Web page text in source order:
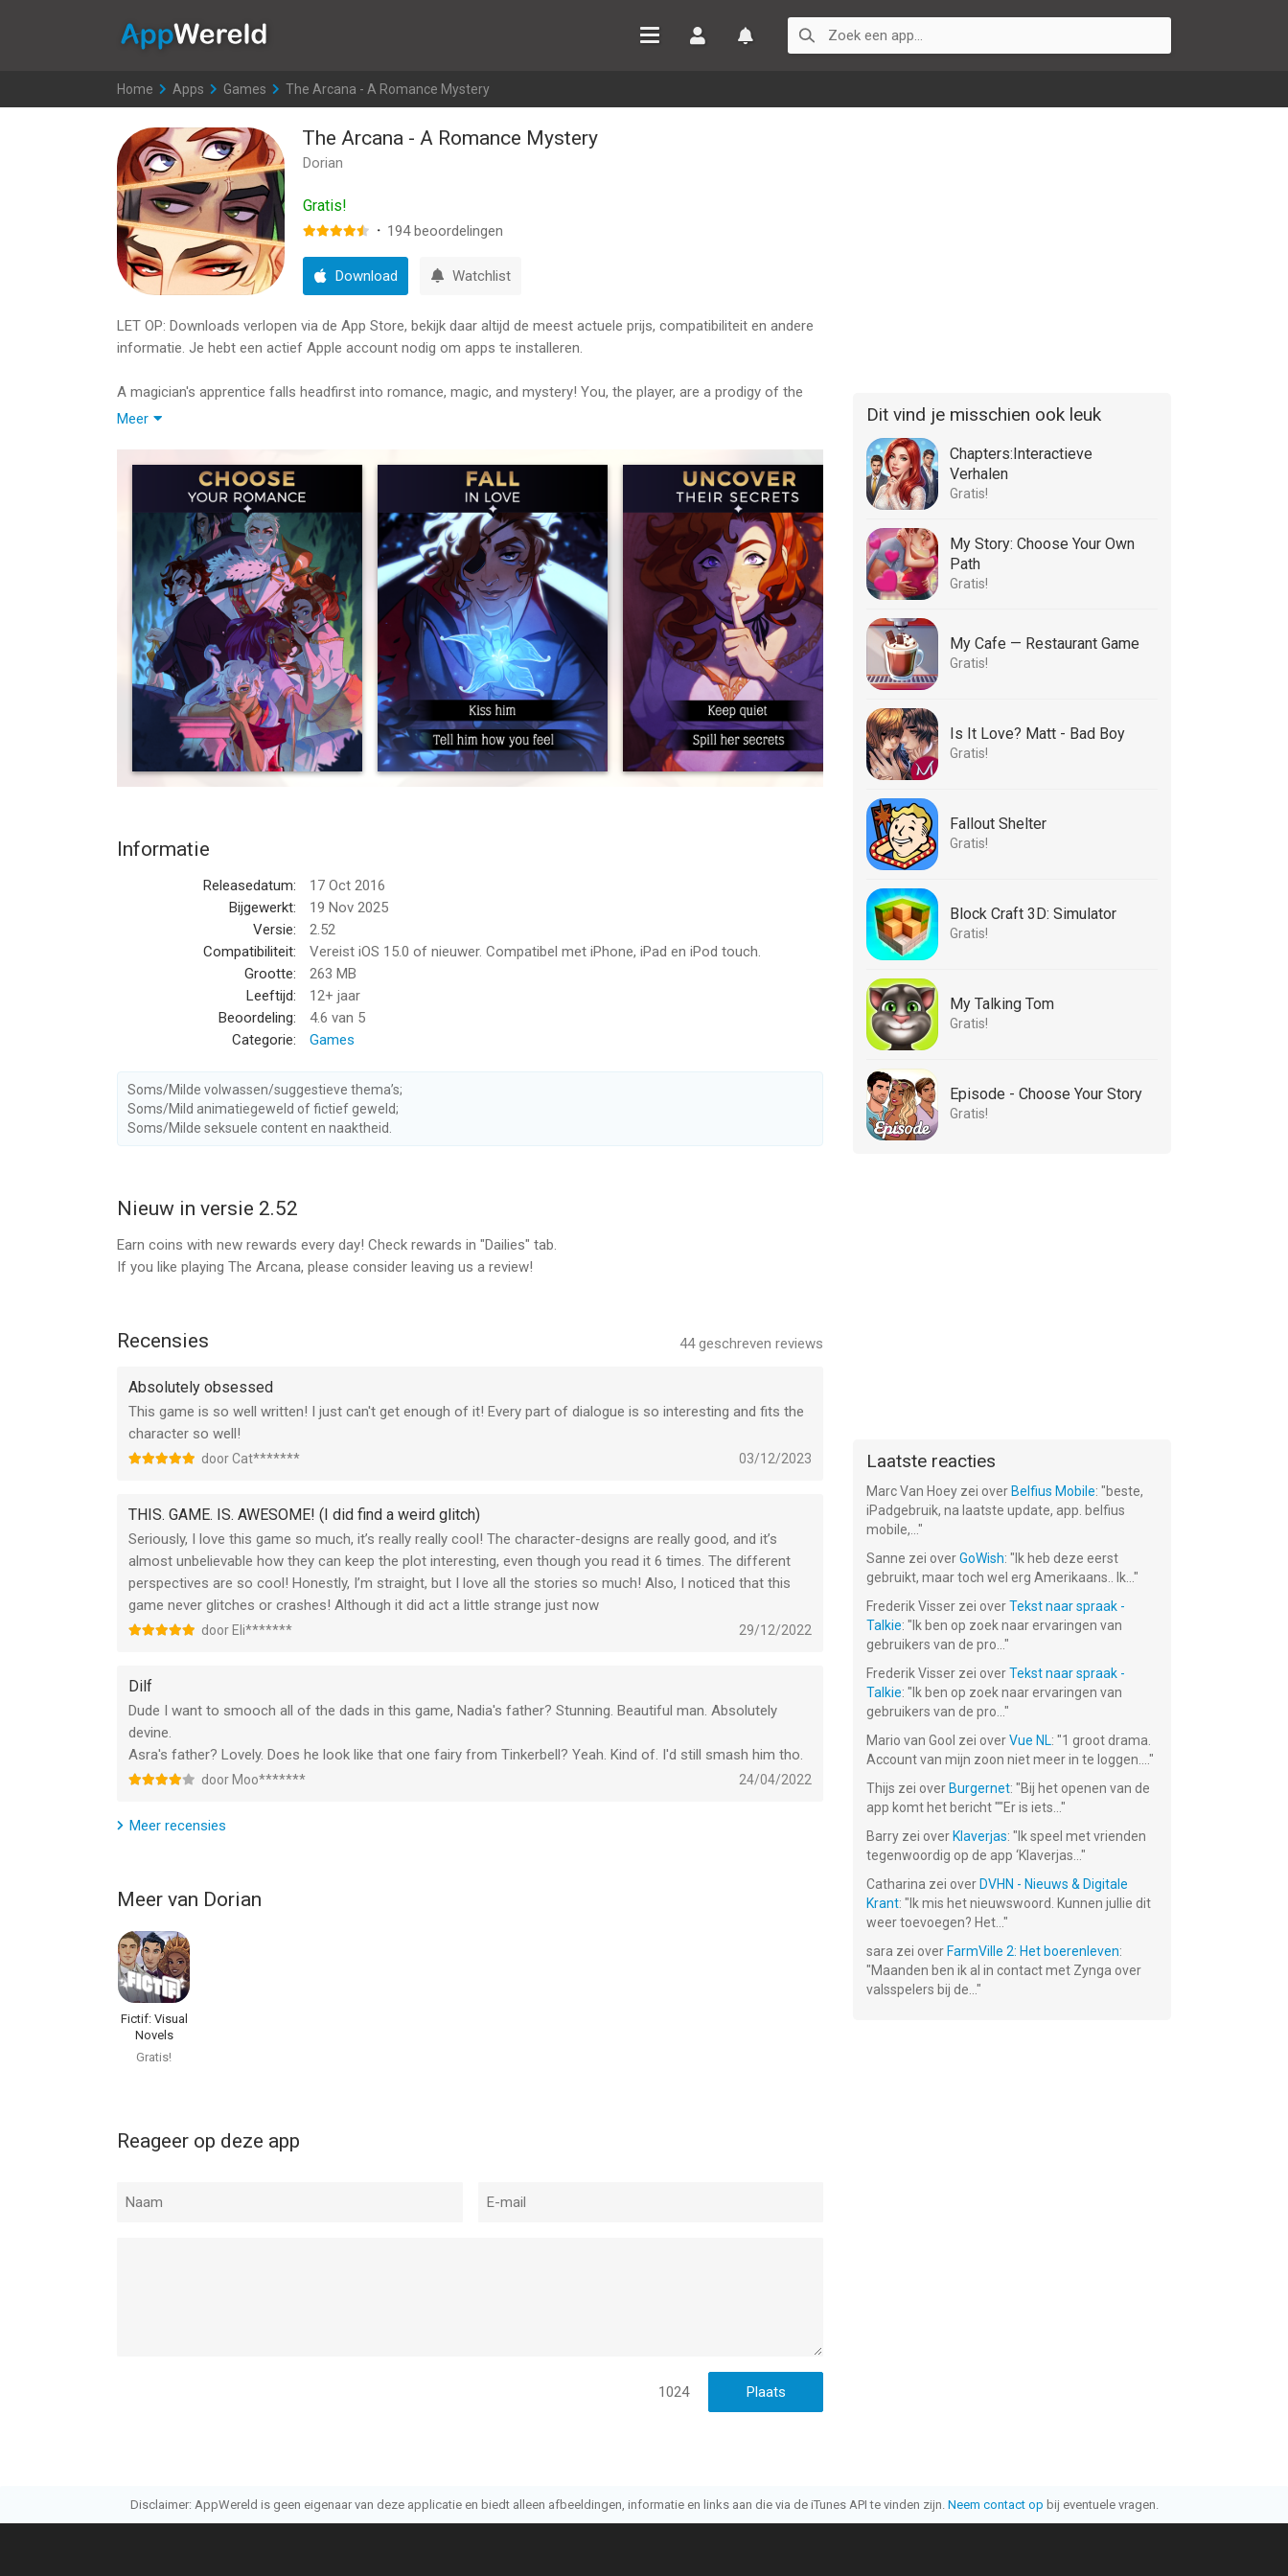
Home >
Apps >
Games >
The Arcana - A Romance Mystery
The Arcana - A Romance Mystery
Dorian
Gratis!
· 194beoordelingen
Download Watchlist
LET OP: Downloads verlopen via de App Store, bekijk daar altijd de meest actuele prijs, compatibiliteit en andere
informatie. Je hebt een actief Apple account nodig om apps te installeren.
A magician's apprentice falls headfirst into romance, magic, and mystery! You, the player, are a prodigy of the
magical arts, left to your own devices by your wandering mentor. In his absence, you will find yourself at the
Please Note: Currently The Arcana is only available to play in English
The Arcana is an interactive story and dating sim that updates with new chapters every few weeks.
The Arcana - A Romance Mystery van Dorian is een app voor iPhone, iPad en iPod touch met iOS versie 15.0 of
hoger, geschikt bevonden voor gebruikers met leeftijden vanaf12 jaar
Informatie voor The Arcana - A Romance Mysteryis het laatst vergeleken op 8 Aug om 07:33.
Meer
Informatie
Releasedatum:
17 Oct 2016
Bijgewerkt:
19 Nov 2025
Versie:
2.52
Compatibiliteit:
Vereist iOS 15.0 of nieuwer. Compatibel met iPhone, iPad en iPod touch.
Grootte:
263 MB
Leeftijd:
12+ jaar
Beoordeling:
4.6 van 5
Categorie:
Games
Soms/Milde volwassen/suggestieve thema’s;
Soms/Mild animatiegeweld of fictief geweld;
Soms/Milde seksuele content en naaktheid.
Nieuw in versie 2.52
Earn coins with new rewards every day! Check rewards in "Dailies" tab.
If you like playing The Arcana, please consider leaving us a review!
44geschreven reviews
Recensies
Absolutely obsessed
This game is so well written! I just can't get enough of it! Every part of dialogue is so interesting and fits the
character so well!
door Cat******* 03/12/2023
THIS. GAME. IS. AWESOME! (I did find a weird glitch)
Seriously, I love this game so much, it’s really really cool! The character-designs are really good, and it’s
almost unbelievable how they can keep the plot interesting, even though you read it 6 times. The different
perspectives are so cool! Honestly, I’m straight, but I love all the stories so much! Also, I noticed that this
game never glitches or crashes! Although it did act a little strange just now
door Eli******* 29/12/2022
Dilf
Dude I want to smooch all of the dads in this game, Nadia's father? Stunning. Beautiful man. Absolutely
devine.
Asra's father? Lovely. Does he look like that one fairy from Tinkerbell? Yeah. Kind of. I'd still smash him tho.
door Moo******* 24/04/2022
Meer recensies
Meer van Dorian
Fictif: Visual
Novels
Gratis!
Reageer op deze app
1024
Dit vind je misschien ook leuk
Chapters:Interactieve
Verhalen
Gratis!
My Story: Choose Your Own
Path
Gratis!
My Cafe — Restaurant Game
Gratis!
Is It Love? Matt - Bad Boy
Gratis!
Fallout Shelter
Gratis!
Block Craft 3D: Simulator
Gratis!
My Talking Tom
Gratis!
Episode - Choose Your Story
Gratis!
Laatste reacties
Marc Van Hoey zei over Belfius Mobile: "beste,
iPadgebruik, na laatste update, app. belfius
mobile,... "
Sanne zei overGoWish: " Ik heb deze eerst
gebruikt, maar toch wel erg Amerikaans.. Ik... "
Frederik Visser zei overTekst naar spraak -
Talkie: " Ik ben op zoek naar ervaringen van
gebruikers van de pro... "
Frederik Visser zei overTekst naar spraak -
Talkie: " Ik ben op zoek naar ervaringen van
gebruikers van de pro... "
Mario van Gool zei overVue NL: "1 groot drama.
Account van mijn zoon niet meer in te loggen.... "
Thijs zei over Burgernet: "Bij het openen van de
app komt het bericht ""Er is iets... "
Barry zei over Klaverjas: " Ik speel met vrienden
tegenwoordig op de app ‘Klaverjas... "
Catharina zei over DVHN - Nieuws & Digitale
Krant: " Ik mis het nieuwswoord. Kunnen jullie dit
weer toevoegen? Het... "
sara zei over FarmVille 2: Het boerenleven:
"Maanden ben ik al in contact met Zynga over
valsspelers bij de... "
Disclaimer: AppWereld is geen eigenaar van deze applicatie en biedt alleen afbeeldingen, informatie en links aan die via de iTunes API te vinden zijn. Neem contact op bij eventuele vragen.